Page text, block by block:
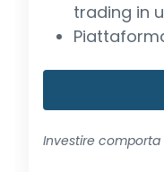
trading in
Investire comporta